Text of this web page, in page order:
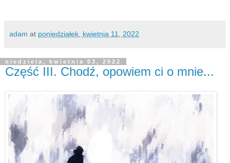
adam at poniedziałek, kwietnia 11, 2022
niedziela, kwietnia 03, 2022
Część III. Chodź, opowiem ci o mnie...